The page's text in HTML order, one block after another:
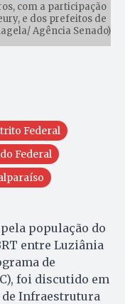
com a participação
e dos prefeitos de
Agência Senado)
Federal
Federal
população do
entre Luziânia
de
foi discutido em
de Infraestrutura